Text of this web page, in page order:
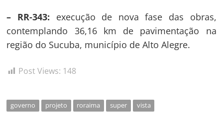
– RR-343: execução de nova fase das obras,
contemplando 36,16 km de pavimentação na
região do Sucuba, município de Alto Alegre.
Post Views: 148
governo projeto roraima super vista